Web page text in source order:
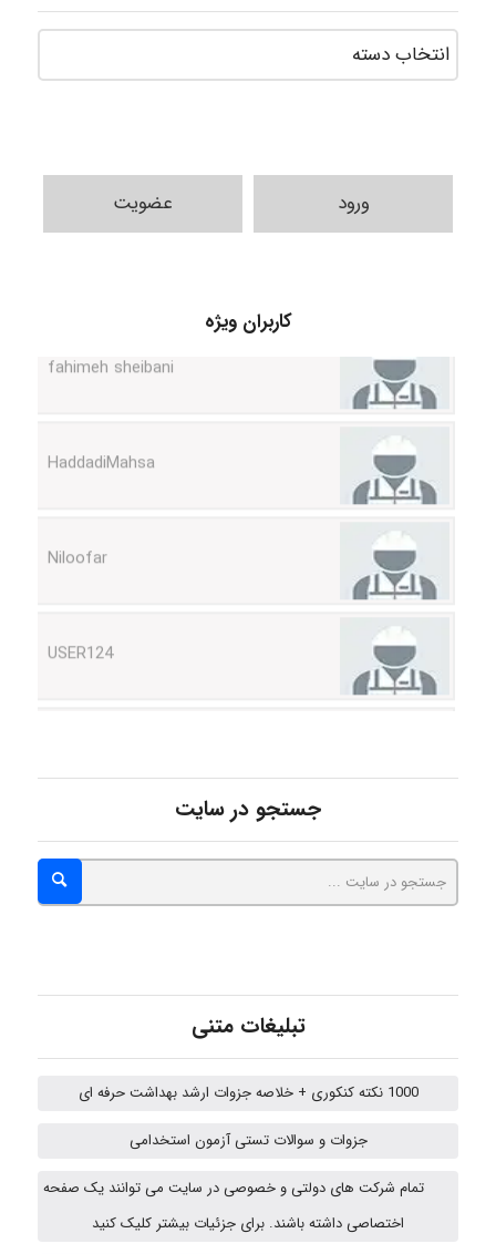
ورود عضویت
کاربران ویژه
abolfazlkoshehe
A.balandeh
fatima
Jafar Tym
جستجو در سایت
تبلیغات متنی
1000 نکته کنکوری + خلاصه جزوات ارشد بهداشت حرفه ای
جزوات و سوالات تستی آزمون استخدامی
تمام شرکت های دولتی و خصوصی در سایت می توانند یک صفحه
اختصاصی داشته باشند. برای جزئیات بیشتر کلیک کنید